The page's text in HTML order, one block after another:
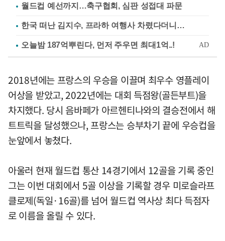
월드컵 예선까지…축구협회, 심판 성접대 파문
한국 떠난 김지수, 프라하 여행사 차렸다더니…
2018년에는 프랑스의 우승을 이끌며 최우수 영플레이
어상을 받았고, 2022년에는 대회 득점왕(골든부트)을
차지했다. 당시 음바페가 아르헨티나와의 결승전에서 해
트트릭을 달성했으나, 프랑스는 승부차기 끝에 우승컵을
눈앞에서 놓쳤다.
아울러 현재 월드컵 통산 14경기에서 12골을 기록 중인
그는 이번 대회에서 5골 이상을 기록할 경우 미로슬라프
클로제(독일·16골)를 넘어 월드컵 역사상 최다 득점자
로 이름을 올릴 수 있다.